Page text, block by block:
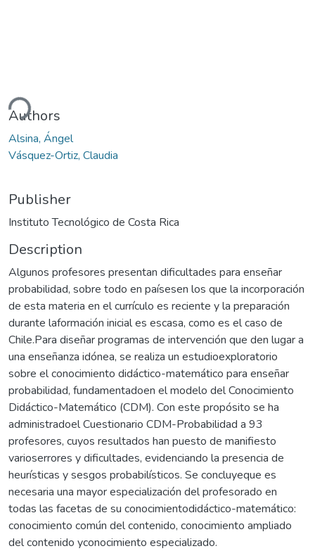
Authors
Alsina, Ángel
Vásquez-Ortiz, Claudia
Publisher
Instituto Tecnológico de Costa Rica
Description
Algunos profesores presentan dificultades para enseñar
probabilidad, sobre todo en paísesen los que la incorporación
de esta materia en el currículo es reciente y la preparación
durante laformación inicial es escasa, como es el caso de
Chile.Para diseñar programas de intervención que den lugar a
una enseñanza idónea, se realiza un estudioexploratorio
sobre el conocimiento didáctico-matemático para enseñar
probabilidad, fundamentadoen el modelo del Conocimiento
Didáctico-Matemático (CDM). Con este propósito se ha
administradoel Cuestionario CDM-Probabilidad a 93
profesores, cuyos resultados han puesto de manifiesto
varioserrores y dificultades, evidenciando la presencia de
heurísticas y sesgos probabilísticos. Se concluyeque es
necesaria una mayor especialización del profesorado en
todas las facetas de su conocimientodidáctico-matemático:
conocimiento común del contenido, conocimiento ampliado
del contenido yconocimiento especializado.